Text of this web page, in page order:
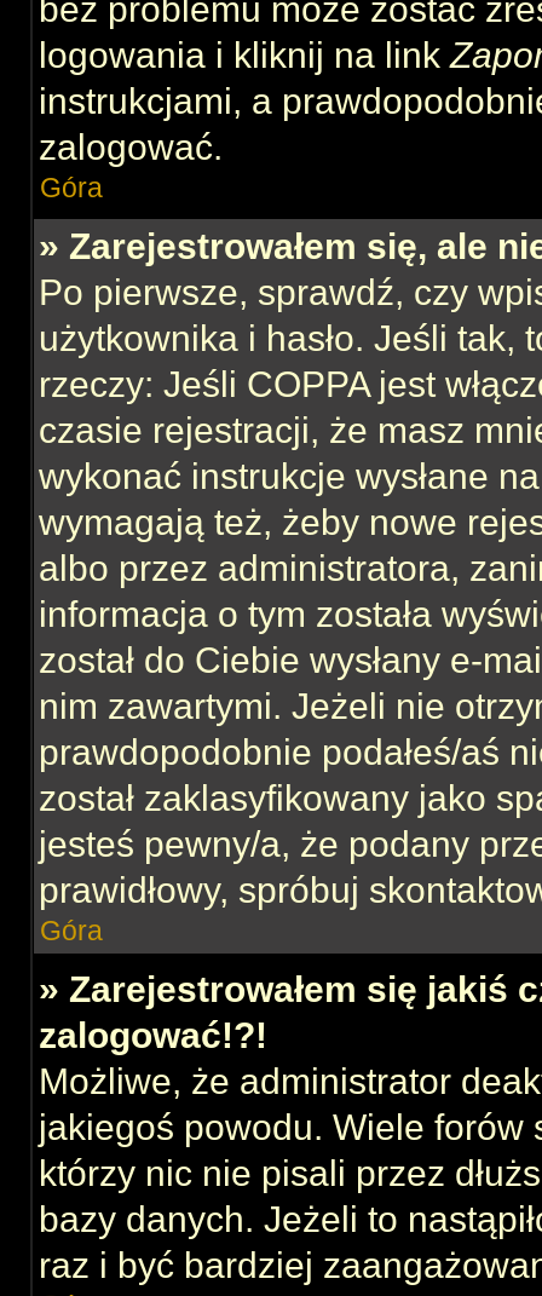
bez problemu może zostać
logowania i kliknij na link
instrukcjami, a
zalogować.
Góra
» Zarejestrowałem się, ale
Po pierwsze, sprawdź, czy
użytkownika i hasło. Jeśli tak,
rzeczy: Jeśli COPPA jest
czasie rejestracji, że masz
wykonać instrukcje wysłane
wymagają też, żeby nowe
albo przez administratora,
informacja o tym została
został do Ciebie wysłany e-
nim zawartymi. Jeżeli nie
prawdopodobnie podałeś/aś
został zaklasyfikowany jako
jesteś pewny/a, że podany
prawidłowy, spróbuj
Góra
» Zarejestrowałem się jakiś
zalogować!?!
Możliwe, że administrator
jakiegoś powodu. Wiele forów
którzy nic nie pisali przez
bazy danych. Jeżeli to
raz i być bardziej